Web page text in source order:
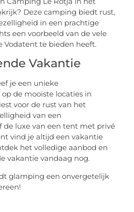
Deze camping biedt rust,
in een prachtige
een voorbeeld van de vele
Vodatent te bieden heeft.
Vakantie
je een unieke
de mooiste locaties in
voor de rust van het
van een
de luxe van een tent met privé
vind je altijd een vakantie
het volledige aanbod en
vakantie vandaag nog.
glamping een onvergetelijk